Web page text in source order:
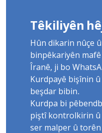
Têkiliyên
Hûn dikarin nûçe
binpêkariyên
Îranê, ji bo
Kurdpayê bişînin
beşdar bibin.
Kurdpa bi
piştî kontrolkirin û
ser malper û torên